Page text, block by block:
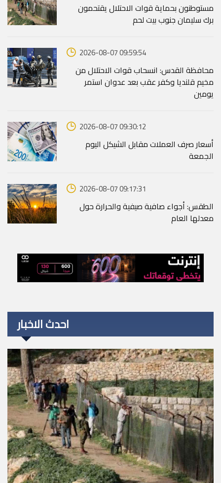
مستوطنون بحماية قوات الاحتلال يقتحمون
برك سليمان جنوب بيت لحم
2026-08-07 09:59:54
محافظة القدس: انسحاب قوات الاحتلال من
مخيم قلنديا وكفر عقب بعد عدوان استمر
يومين
2026-08-07 09:30:12
أسعار صرف العملات مقابل الشيكل اليوم
الجمعة
2026-08-07 09:17:31
الطقس: أجواء صافية صيفية والحرارة حول
معدلها العام
احدث الاخبار